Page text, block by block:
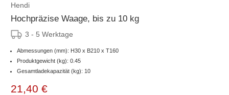
Hendi
Hochpräzise Waage, bis zu 10 kg
3 - 5 Werktage
Abmessungen (mm): H30 x B210 x T160
Produktgewicht (kg): 0.45
Gesamtladekapazität (kg): 10
21,40 €